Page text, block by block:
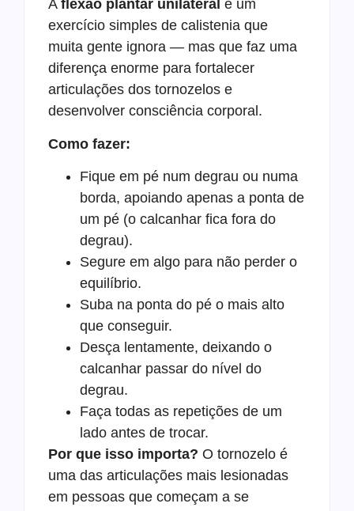
A flexão plantar unilateral é um
exercício simples de calistenia que
muita gente ignora — mas que faz uma
diferença enorme para fortalecer
articulações dos tornozelos e
desenvolver consciência corporal.
Como fazer:
Fique em pé num degrau ou numa
borda, apoiando apenas a ponta de
um pé (o calcanhar fica fora do
degrau).
Segure em algo para não perder o
equilíbrio.
Suba na ponta do pé o mais alto
que conseguir.
Desça lentamente, deixando o
calcanhar passar do nível do
degrau.
Faça todas as repetições de um
lado antes de trocar.
Por que isso importa? O tornozelo é
uma das articulações mais lesionadas
em pessoas que começam a se